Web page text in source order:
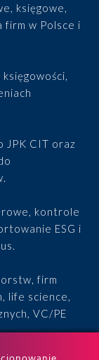
księgowe,
firm w Polsce i
JPK CIT oraz
kontrole
ESG i
firm
life science,
VC/PE